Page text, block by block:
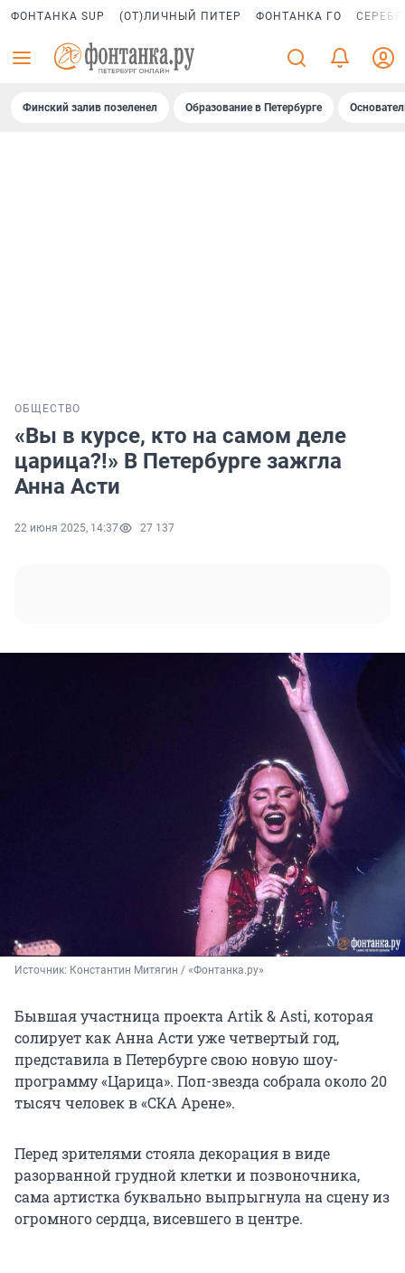
ФОНТАНКА SUP (ОТ)ЛИЧНЫЙ ПИТЕР ФОНТАНКА ГО
Финский залив позеленел Образование в Петербурге
ОБЩЕСТВО
«Вы в курсе, кто на самом деле
царица?!» В Петербурге зажгла
Анна Асти
22 июня 2025, 14:37 27 137
Источник: Константин Митягин / «Фонтанка.ру»
Бывшая участница проекта Artik & Asti, которая
солирует как Анна Астиуже четвертый год,
представила в Петербурге свою новую шоу-
программу «Царица». Поп-звезда собрала около 20
тысяч человек в «СКА Арене».
Перед зрителями стояла декорация в виде
разорванной грудной клетки и позвоночника,
сама артистка буквально выпрыгнула на сцену из
огромного сердца, висевшего в центре.